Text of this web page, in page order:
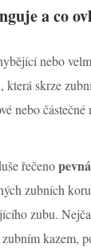
a co
nebo
, která skrze
nebo
řečeno
zubních
zubu.
kazem,